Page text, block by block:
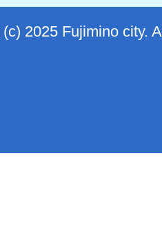
2025 Fujimino city.